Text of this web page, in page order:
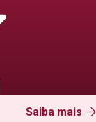
Saiba mais